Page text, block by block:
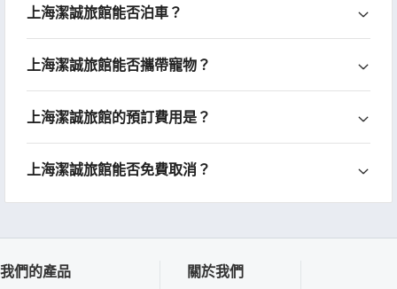
上海潔誠旅館能否泊車？
上海潔誠旅館能否攜帶寵物？
上海潔誠旅館的預訂費用是？
上海潔誠旅館能否免費取消？
我們的產品 關於我們